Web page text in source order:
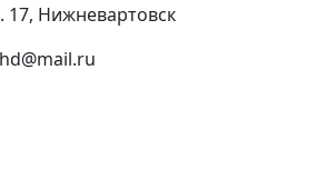
17, Нижневартовск